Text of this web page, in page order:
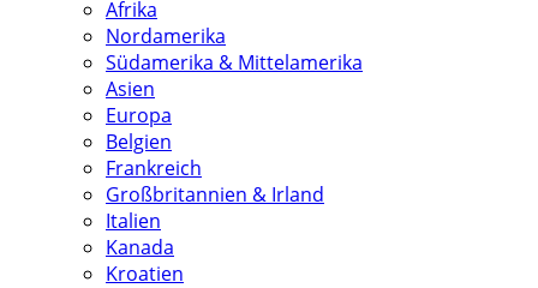
Afrika
Nordamerika
Südamerika & Mittelamerika
Asien
Europa
Belgien
Frankreich
Großbritannien & Irland
Italien
Kanada
Kroatien